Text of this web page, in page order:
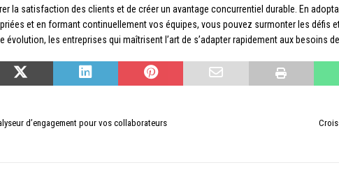
la satisfaction des clients et de créer un avantage concurrentiel durable. En
et en formant continuellement vos équipes, vous pouvez surmonter les défis
évolution, les entreprises qui maîtrisent l’art de s’adapter rapidement aux besoins
d’engagement pour vos collaborateurs